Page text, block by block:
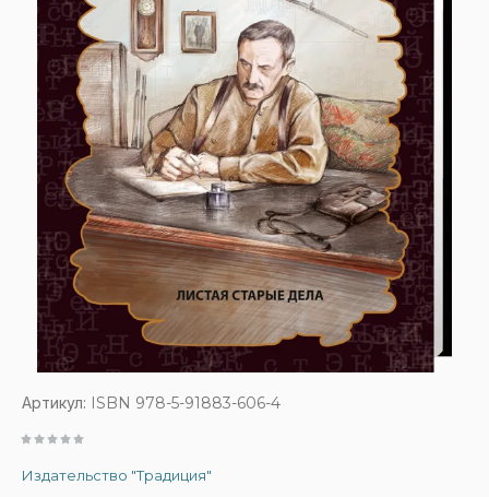
Артикул: ISBN 978-5-91883-606-4
Издательство "Традиция"